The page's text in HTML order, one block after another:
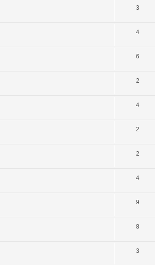
3
4
6
2
4
2
2
4
9
8
3